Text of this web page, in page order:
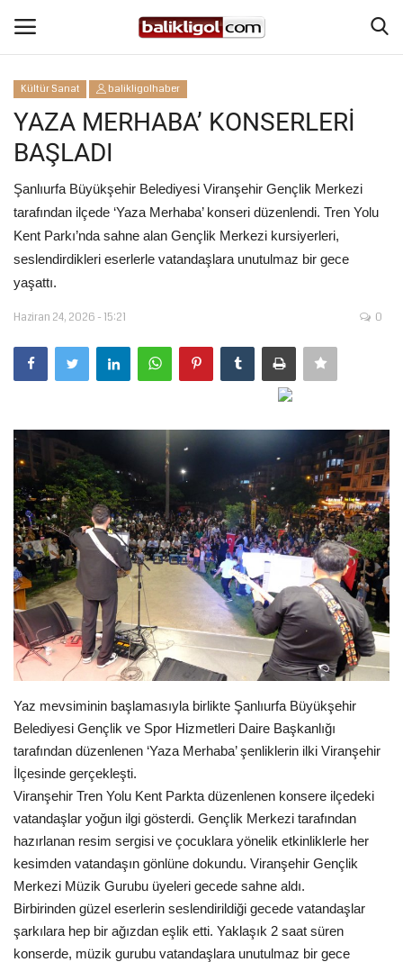
Giriş Yap
Anasayfa
Köşe Yazıları
Magazin
Şanlıurfa
Eğitim
Gündem
Tekno Bilim
Ekonomi
Siyaset
Galeriler
Yaşam
Künye
Sağlık
İletişim
Kültür Sanat
Kültür Sanat balikligolhaber
YAZA MERHABA’ KONSERLERİ
BAŞLADI
Şanlıurfa Büyükşehir Belediyesi Viranşehir Gençlik Merkezi
tarafından ilçede ‘Yaza Merhaba’ konseri düzenlendi. Tren Yolu
Kent Parkı’nda sahne alan Gençlik Merkezi kursiyerleri,
seslendirdikleri eserlerle vatandaşlara unutulmaz bir gece
yaşattı.
Haziran 24, 2026 - 15:21 0
Yaz mevsiminin başlamasıyla birlikte Şanlıurfa Büyükşehir
Belediyesi Gençlik ve Spor Hizmetleri Daire Başkanlığı
tarafından düzenlenen ‘Yaza Merhaba’ şenliklerin ilki Viranşehir
İlçesinde gerçekleşti.
Viranşehir Tren Yolu Kent Parkta düzenlenen konsere ilçedeki
vatandaşlar yoğun ilgi gösterdi. Gençlik Merkezi tarafından
hazırlanan resim sergisi ve çocuklara yönelik etkinliklerle her
kesimden vatandaşın gönlüne dokundu. Viranşehir Gençlik
Merkezi Müzik Gurubu üyeleri gecede sahne aldı.
Birbirinden güzel eserlerin seslendirildiği gecede vatandaşlar
şarkılara hep bir ağızdan eşlik etti. Yaklaşık 2 saat süren
konserde, müzik gurubu vatandaşlara unutulmaz bir gece